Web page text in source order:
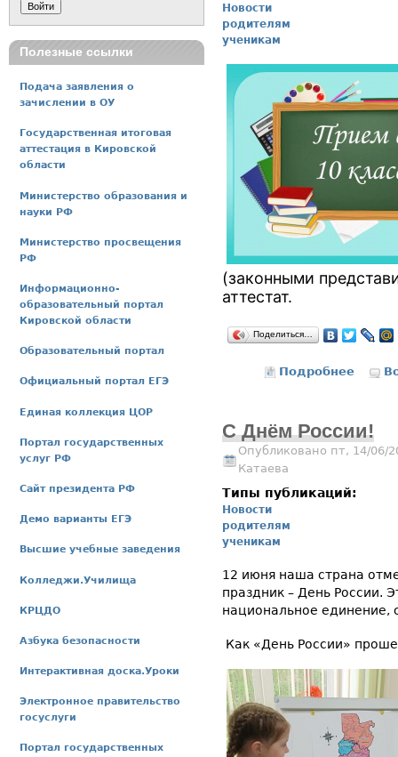
Новости
родителям
ученикам
(законными
аттестат.
Поделиться…
Подробнее о
С Днём России!
Опубликовано пт, 14/06/
Катаева
Типы публикаций:
Новости
родителям
ученикам
12 июня наша страна
праздник – День России.
национальное единение,
Как «День России»
Полезные ссылки
Подача заявления о
зачислении в ОУ
Государственная итоговая
аттестация в Кировской
области
Министерство образования и
науки РФ
Министерство просвещения
РФ
Информационно-
образовательный портал
Кировской области
Образовательный портал
Официальный портал ЕГЭ
Единая коллекция ЦОР
Портал государственных
услуг РФ
Сайт президента РФ
Демо варианты ЕГЭ
Высшие учебные заведения
Колледжи.Училища
КРЦДО
Азбука безопасности
Интерактивная доска.Уроки
Электронное правительство
госуслуги
Портал государственных